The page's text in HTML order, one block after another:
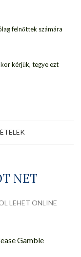
felnőttek számára
kérjük, tegye ezt
LEHET ONLINE
Gamble